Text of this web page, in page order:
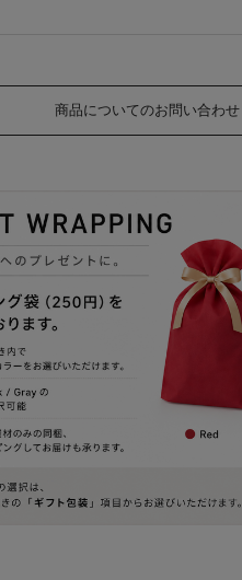
商品についてのお問い合わせ